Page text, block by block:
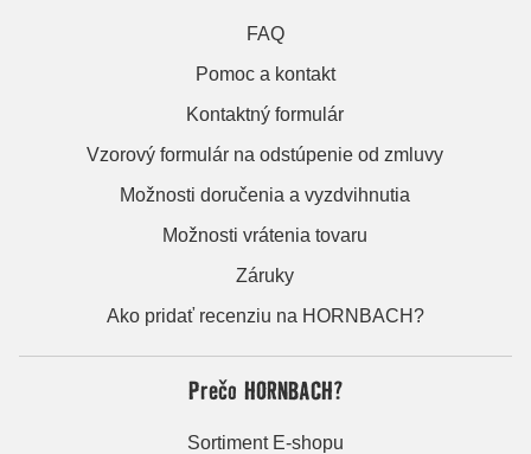
FAQ
Pomoc a kontakt
Kontaktný formulár
Vzorový formulár na odstúpenie od zmluvy
Možnosti doručenia a vyzdvihnutia
Možnosti vrátenia tovaru
Záruky
Ako pridať recenziu na HORNBACH?
Prečo HORNBACH?
Sortiment E-shopu